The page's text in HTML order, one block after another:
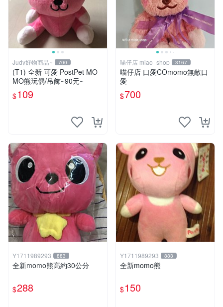
Judy好物商品~ 700
(T1) 全新 可愛 PostPet MO
MO熊玩偶/吊飾~90元~
$109
喵仔店 miao_shop 3167
喵仔店 口愛COmomo無敵口
愛
$700
Y1711989293 883
全新momo熊高約30公分
$288
Y1711989293 883
全新momo熊
$150